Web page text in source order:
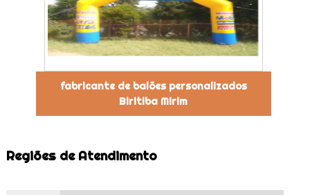
fabricante de balões personalizados
Biritiba Mirim
Regiões de Atendimento